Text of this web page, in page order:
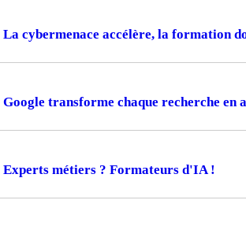
La cybermenace accélère, la formation
Google transforme chaque recherche en
Experts métiers ? Formateurs d'IA !